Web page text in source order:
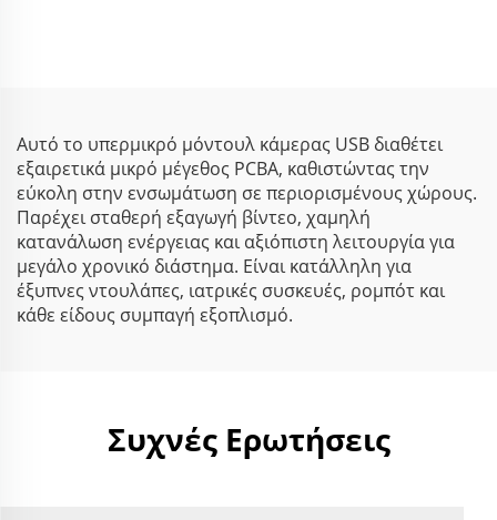
Αυτό το υπερμικρό μόντουλ κάμερας USB διαθέτει
εξαιρετικά μικρό μέγεθος PCBA, καθιστώντας την
εύκολη στην ενσωμάτωση σε περιορισμένους χώρους.
Παρέχει σταθερή εξαγωγή βίντεο, χαμηλή
κατανάλωση ενέργειας και αξιόπιστη λειτουργία για
μεγάλο χρονικό διάστημα. Είναι κατάλληλη για
έξυπνες ντουλάπες, ιατρικές συσκευές, ρομπότ και
κάθε είδους συμπαγή εξοπλισμό.
Συχνές Ερωτήσεις